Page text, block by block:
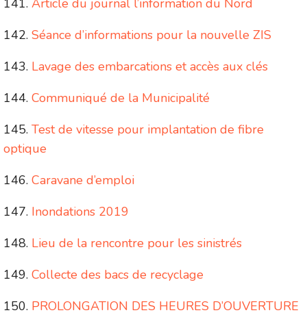
Article du journal l’information du Nord
Séance d’informations pour la nouvelle ZIS
Lavage des embarcations et accès aux clés
Communiqué de la Municipalité
Test de vitesse pour implantation de fibre
optique
Caravane d’emploi
Inondations 2019
Lieu de la rencontre pour les sinistrés
Collecte des bacs de recyclage
PROLONGATION DES HEURES D’OUVERTURE